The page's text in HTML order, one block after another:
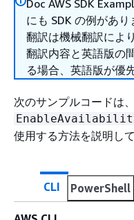
Doc AWS SDK
にも SDK の例があり
翻訳は機械翻訳によ
翻訳内容と英語版の
る場合、英語版が優
次のサンプルコードは、
使用する方法を説明して
CLI PowerShell